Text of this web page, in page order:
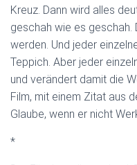
Kreuz. Dann wird alles
geschah wie es geschah.
werden. Und jeder
Teppich. Aber jeder
und verändert damit die
Film, mit einem Zitat aus
Glaube, wenn er nicht
*